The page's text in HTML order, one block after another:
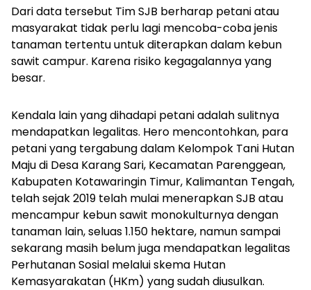
Dari data tersebut Tim SJB berharap petani atau
masyarakat tidak perlu lagi mencoba-coba jenis
tanaman tertentu untuk diterapkan dalam kebun
sawit campur. Karena risiko kegagalannya yang
besar.
Kendala lain yang dihadapi petani adalah sulitnya
mendapatkan legalitas. Hero mencontohkan, para
petani yang tergabung dalam Kelompok Tani Hutan
Maju di Desa Karang Sari, Kecamatan Parenggean,
Kabupaten Kotawaringin Timur, Kalimantan Tengah,
telah sejak 2019 telah mulai menerapkan SJB atau
mencampur kebun sawit monokulturnya dengan
tanaman lain, seluas 1.150 hektare, namun sampai
sekarang masih belum juga mendapatkan legalitas
Perhutanan Sosial melalui skema Hutan
Kemasyarakatan (HKm) yang sudah diusulkan.